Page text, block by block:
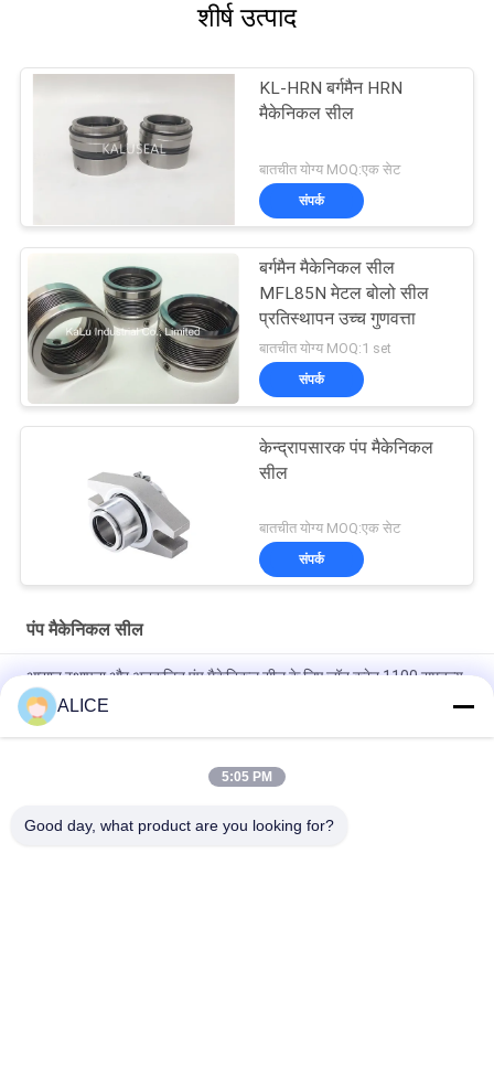
शीर्ष उत्पाद
KL-HRN बर्गमैन HRN
मैकेनिकल सील
बातचीत योग्य MOQ:एक सेट
संपर्क
बर्गमैन मैकेनिकल सील
MFL85N मेटल बोलो सील
प्रतिस्थापन उच्च गुणवत्ता
बातचीत योग्य MOQ:1 set
संपर्क
केन्द्रापसारक पंप मैकेनिकल
सील
बातचीत योग्य MOQ:एक सेट
संपर्क
पंप मैकेनिकल सील
आसान स्थापना और अनुकूलित पंप मैकेनिकल सील के लिए जॉन क्रेन 1100 समतुल्य
कार्ट्रिज सील
मैकेनिकल सील 22mm लोवारा-22-X पंप सील
KL-C2PP Flowserve ISC2PP Cartridge Type Mechanical Seal
ALICE
5:05 PM
Good day, what product are you looking for?